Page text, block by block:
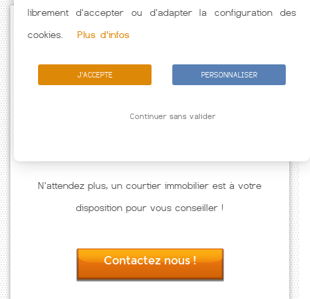
N'attendez plus, un courtier immobilier est à votre
disposition pour vous conseiller !
Contactez nous !
librement d'accepter ou d'adapter la configuration des
cookies.
Plus d'infos
J'ACCEPTE PERSONNALISER
Continuer sans valider